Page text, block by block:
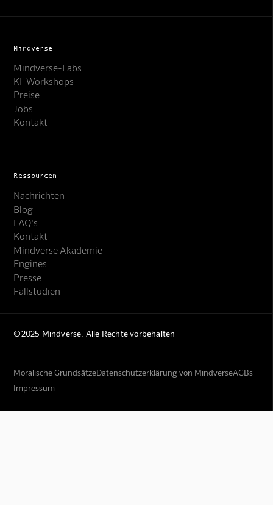
Mindverse
Mindverse-Labs
KI-Workshops
Preise
Jobs
Kontakt
Ressourcen
Nachrichten
Blog
FAQ's
Kontakt
Mindverse Akademie
Engines
Presse
Fallstudien
©2025 Mindverse. Alle Rechte vorbehalten
Moralische GrundsätzeDatenschutzerklärung von MindverseAGBs
Impressum